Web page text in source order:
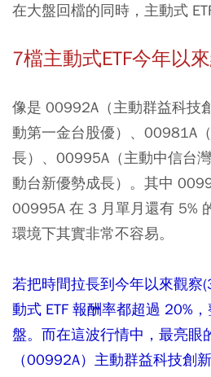
在大盤回檔的同時， 主動式
7檔主動式ETF今年以
像是 00992A （主動群益科
動第一金台股優）、 00981A
長）、00995A（主動中信台
動台新優勢成長）。其中
00995A 在 3 月單月還有 5%
環境下其實非常不容易。
若把時間拉長到今年以來觀
動式 ETF 報酬率都超過 20%
盤。而在這波行情中，最亮眼
（00992A）主動群益科技創新